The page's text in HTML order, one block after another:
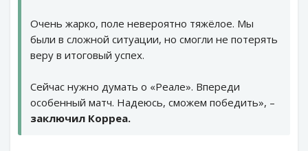
Очень жарко, поле невероятно тяжёлое. Мы
были в сложной ситуации, но смогли не потерять
веру в итоговый успех.
Сейчас нужно думать о «Реале». Впереди
особенный матч. Надеюсь, сможем победить», –
заключил Корреа.